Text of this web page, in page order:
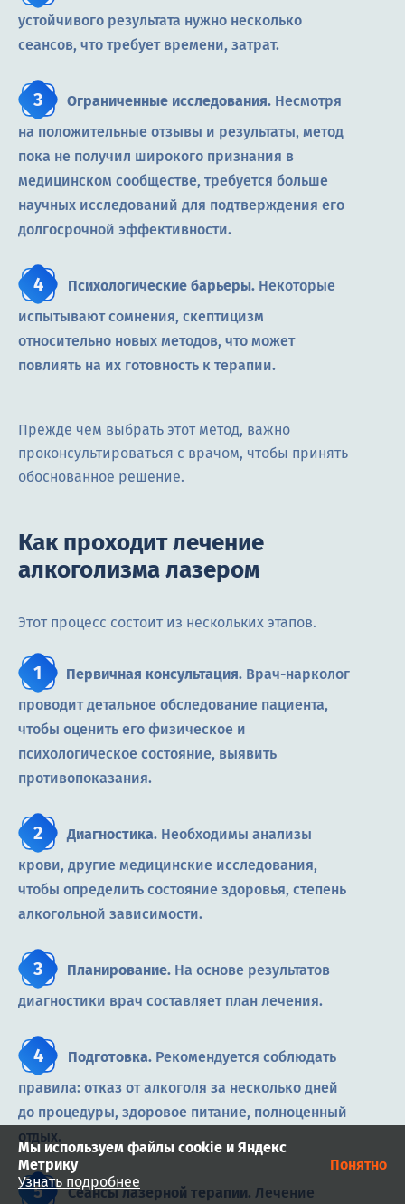
устойчивого результата нужно несколько
сеансов, что требует времени, затрат.
Ограниченные исследования. Несмотря
на положительные отзывы и результаты, метод
пока не получил широкого признания в
медицинском сообществе, требуется больше
научных исследований для подтверждения его
долгосрочной эффективности.
Психологические барьеры. Некоторые
испытывают сомнения, скептицизм
относительно новых методов, что может
повлиять на их готовность к терапии.
Прежде чем выбрать этот метод, важно
проконсультироваться с врачом, чтобы принять
обоснованное решение.
Как проходит лечение
алкоголизма лазером
Этот процесс состоит из нескольких этапов.
Первичная консультация. Врач-нарколог
проводит детальное обследование пациента,
чтобы оценить его физическое и
психологическое состояние, выявить
противопоказания.
Диагностика. Необходимы анализы
крови, другие медицинские исследования,
чтобы определить состояние здоровья, степень
алкогольной зависимости.
Планирование. На основе результатов
диагностики врач составляет план лечения.
Подготовка. Рекомендуется соблюдать
правила: отказ от алкоголя за несколько дней
до процедуры, здоровое питание, полноценный
отдых.
Сеансы лазерной терапии. Лечение
Мы используем файлы cookie и Яндекс
Метрику
Узнать подробнее
Понятно